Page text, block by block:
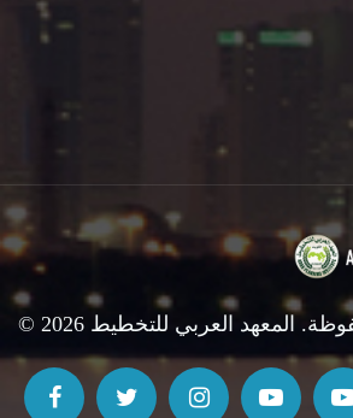
محفوظة. المعهد العربي للتخطيط